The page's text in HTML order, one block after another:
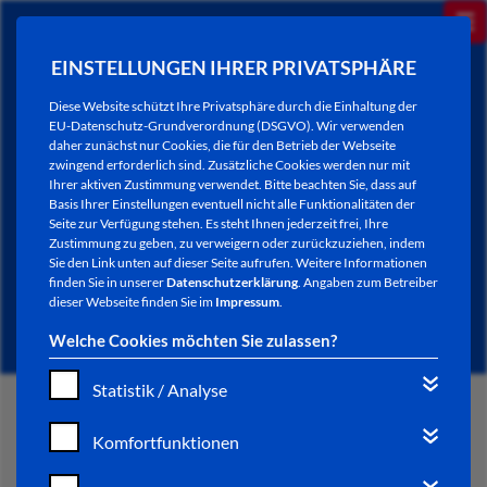
EINSTELLUNGEN IHRER PRIVATSPHÄRE
Diese Website schützt Ihre Privatsphäre durch die Einhaltung der
EU-Datenschutz-Grundverordnung (DSGVO). Wir verwenden
daher zunächst nur Cookies, die für den Betrieb der Webseite
zwingend erforderlich sind. Zusätzliche Cookies werden nur mit
Ihrer aktiven Zustimmung verwendet. Bitte beachten Sie, dass auf
Basis Ihrer Einstellungen eventuell nicht alle Funktionalitäten der
Seite zur Verfügung stehen. Es steht Ihnen jederzeit frei, Ihre
Zustimmung zu geben, zu verweigern oder zurückzuziehen, indem
Sie den Link unten auf dieser Seite aufrufen. Weitere Informationen
finden Sie in unsererDatenschutzerklärung. Angaben zum Betreiber
dieser Webseite finden Sie im Impressum.
Welche Cookies möchten Sie zulassen?
Statistik / Analyse
Komfortfunktionen
NEWSLETTER / CITY LETTER
START